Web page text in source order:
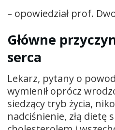
– opowiedział prof.
Główne
serca
Lekarz, pytany o
wymienił oprócz
siedzący tryb życia,
nadciśnienie, złą dietę